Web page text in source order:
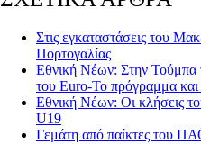
Στις εγκαταστάσεις του
Πορτογαλίας
Εθνική Νέων: Στην Τούμπα
του Euro-Το πρόγραμμα
Εθνική Νέων: Οι κλήσεις
U19
Γεμάτη από παίκτες του